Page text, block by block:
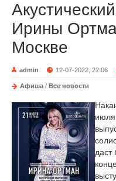
Ирины
Москве
admin 12-07-2022, 22:06
Афиша / Все новости
июля
даст